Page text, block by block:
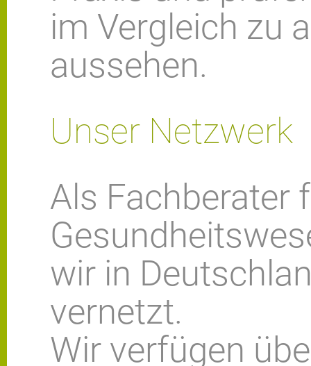
im Vergleich zu
aussehen.
Unser Netzwerk
Als Fachberater
wir in
vernetzt.
Wir verfügen